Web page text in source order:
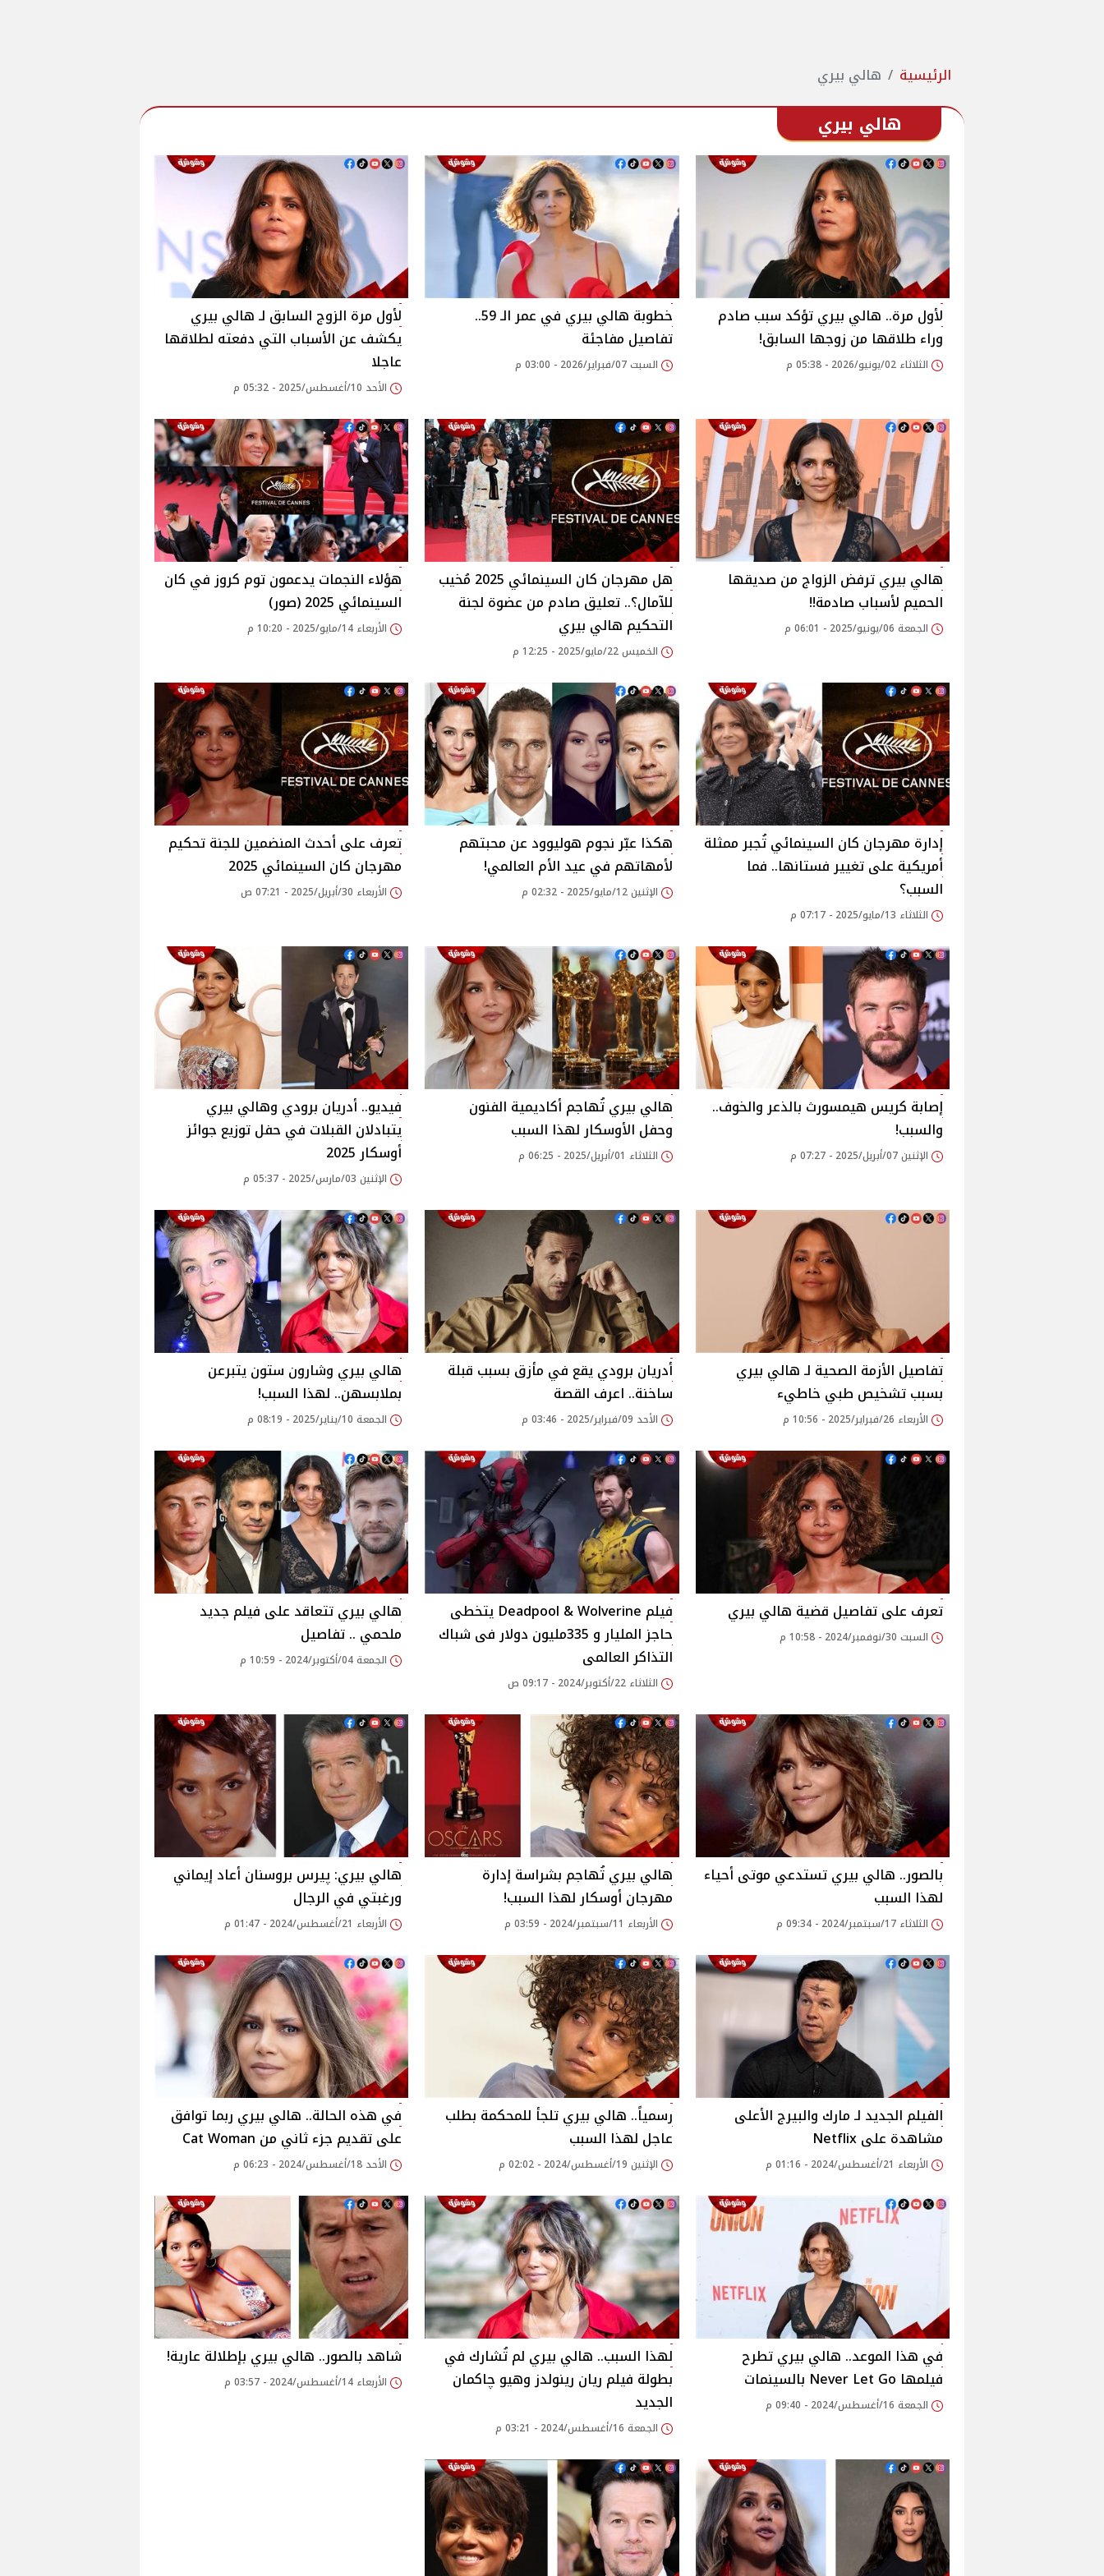
الرئيسية هالي بيري
هالي بيري
لأول مرة.. هالي بيري تؤكد سبب صادم
وراء طلاقها من زوجها السابق!
الثلاثاء 02/يونيو/2026 - 05:38 م
خطوبة هالي بيري في عمر الـ 59..
تفاصيل مفاجئة
السبت 07/فبراير/2026 - 03:00 م
لأول مرة الزوج السابق لـ هالي بيري
يكشف عن الأسباب التي دفعته لطلاقها
عاجلا
الأحد 10/أغسطس/2025 - 05:32 م
هالي بيري ترفض الزواج من صديقها
الحميم لأسباب صادمة!!
الجمعة 06/يونيو/2025 - 06:01 م
هل مهرجان كان السينمائي 2025 مُخيب
للآمال؟.. تعليق صادم من عضوة لجنة
التحكيم هالي بيري
الخميس 22/مايو/2025 - 12:25 م
هؤلاء النجمات يدعمون توم كروز في كان
السينمائي 2025 (صور)
الأربعاء 14/مايو/2025 - 10:20 م
إدارة مهرجان كان السينمائي تُجبر ممثلة
أمريكية على تغيير فستانها.. فما
السبب؟
الثلاثاء 13/مايو/2025 - 07:17 م
هكذا عبّر نجوم هوليوود عن محبتهم
لأمهاتهم في عيد الأم العالمي!
الإثنين 12/مايو/2025 - 02:32 م
تعرف على أحدث المنضمين للجنة تحكيم
مهرجان كان السينمائي 2025
الأربعاء 30/أبريل/2025 - 07:21 ص
إصابة كريس هيمسورث بالذعر والخوف..
والسبب!
الإثنين 07/أبريل/2025 - 07:27 م
هالي بيري تُهاجم أكاديمية الفنون
وحفل الأوسكار لهذا السبب
الثلاثاء 01/أبريل/2025 - 06:25 م
فيديو.. أدريان برودي وهالي بيري
يتبادلان القبلات في حفل توزيع جوائز
أوسكار 2025
الإثنين 03/مارس/2025 - 05:37 م
تفاصيل الأزمة الصحية لـ هالي بيري
بسبب تشخيص طبي خاطيء
الأربعاء 26/فبراير/2025 - 10:56 م
أدريان برودي يقع في مأزق بسبب قبلة
ساخنة.. اعرف القصة
الأحد 09/فبراير/2025 - 03:46 م
هالي بيري وشارون ستون يتبرعن
بملابسهن.. لهذا السبب!
الجمعة 10/يناير/2025 - 08:19 م
تعرف على تفاصيل قضية هالي بيري
السبت 30/نوفمبر/2024 - 10:58 م
فيلم Deadpool & Wolverine يتخطى
حاجز المليار و 335مليون دولار فى شباك
التذاكر العالمى
الثلاثاء 22/أكتوبر/2024 - 09:17 ص
هالي بيري تتعاقد على فيلم جديد
ملحمي .. تفاصيل
الجمعة 04/أكتوبر/2024 - 10:59 م
بالصور.. هالي بيري تستدعي موتى أحياء
لهذا السبب
الثلاثاء 17/سبتمبر/2024 - 09:34 م
هالي بيري تُهاجم بشراسة إدارة
مهرجان أوسكار لهذا السبب!
الأربعاء 11/سبتمبر/2024 - 03:59 م
هالي بيري: پيرس بروسنان أعاد إيماني
ورغبتي في الرجال
الأربعاء 21/أغسطس/2024 - 01:47 م
الفيلم الجديد لـ مارك والبيرج الأعلى
مشاهدة على Netflix
الأربعاء 21/أغسطس/2024 - 01:16 م
رسمياً.. هالي بيري تلجأ للمحكمة بطلب
عاجل لهذا السبب
الإثنين 19/أغسطس/2024 - 02:02 م
في هذه الحالة.. هالي بيري ربما توافق
على تقديم جزء ثاني من Cat Woman
الأحد 18/أغسطس/2024 - 06:23 م
في هذا الموعد.. هالي بيري تطرح
فيلمها Never Let Go بالسينمات
الجمعة 16/أغسطس/2024 - 09:40 م
لهذا السبب.. هالي بيري لم تُشارك في
بطولة فيلم ريان رينولدز وهيو چاكمان
الجديد
الجمعة 16/أغسطس/2024 - 03:21 م
شاهد بالصور.. هالي بيري بإطلالة عارية!
الأربعاء 14/أغسطس/2024 - 03:57 م